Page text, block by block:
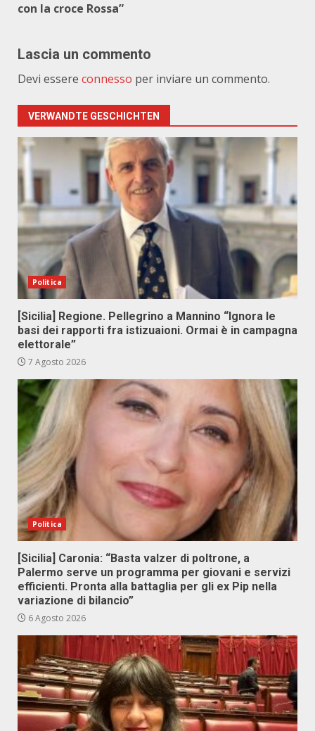
con la croce Rossa”
Lascia un commento
Devi essere connesso per inviare un commento.
VERWANDTE GESCHICHTEN
Politica
[Sicilia] Regione. Pellegrino a Mannino “Ignora le
basi dei rapporti fra istizuaioni. Ormai è in campagna
elettorale”
7 Agosto 2026
Politica
[Sicilia] Caronia: “Basta valzer di poltrone, a
Palermo serve un programma per giovani e servizi
efficienti. Pronta alla battaglia per gli ex Pip nella
variazione di bilancio”
6 Agosto 2026